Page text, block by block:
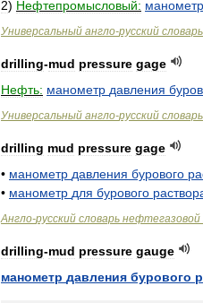
2) Нефтепромысловый: манометр
Универсальный англо-русский словарь
drilling-mud pressure gage
Нефть: манометр давления
Универсальный англо-русский словарь
drilling mud pressure gage
• манометр давления бурового
• манометр для бурового
Англо-русский словарь нефтегазовой
drilling-mud pressure gauge
манометр давления бурового